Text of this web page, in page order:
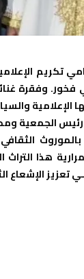
تكريم
فخور. وفقرة
الإعلامية
الجمعية
هذا التراث
تعزيز